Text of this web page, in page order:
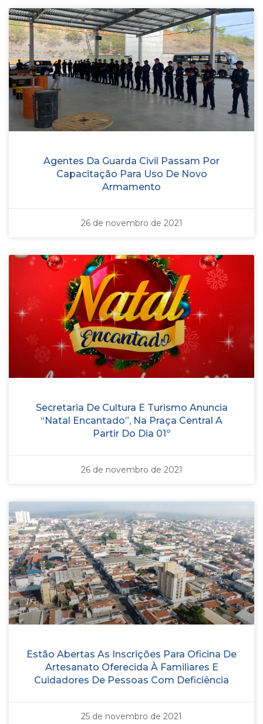
Agentes Da Guarda Civil Passam Por
Capacitação Para Uso De Novo
Armamento
26 de novembro de 2021
Secretaria De Cultura E Turismo Anuncia
“Natal Encantado”, Na Praça Central A
Partir Do Dia 01º
26 de novembro de 2021
Estão Abertas As Inscrições Para Oficina De
Artesanato Oferecida À Familiares E
Cuidadores De Pessoas Com Deficiência
25 de novembro de 2021